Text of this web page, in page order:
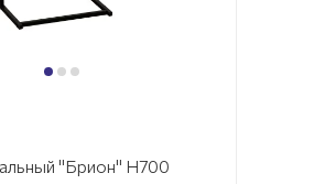
"Брион" H700